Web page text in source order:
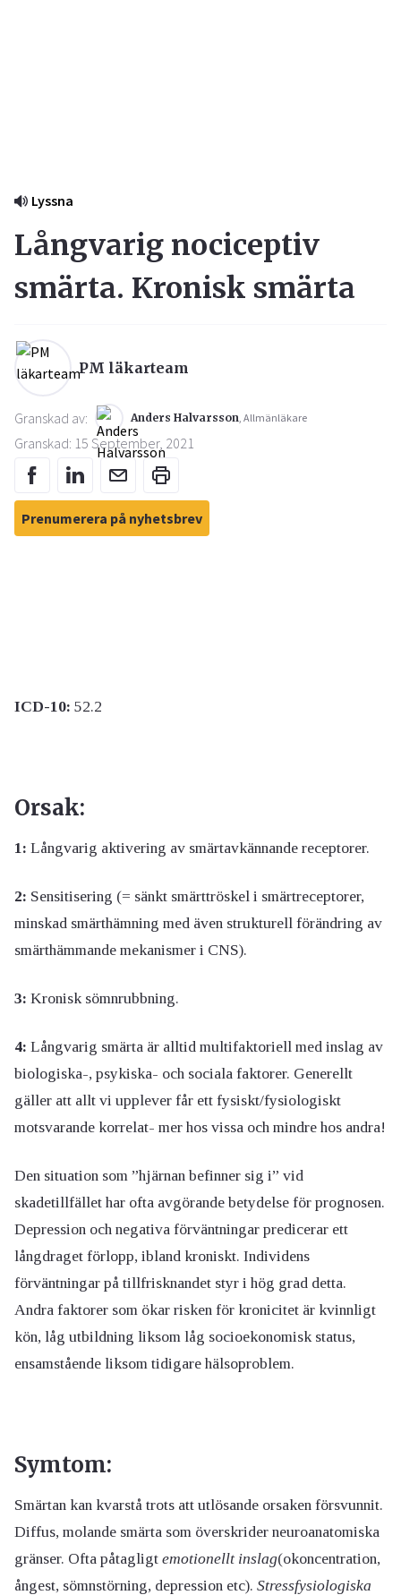
Lyssna
Långvarig nociceptiv
smärta. Kronisk smärta
PM läkarteam
Granskad av: Anders Halvarsson, Allmänläkare
Granskad: 15 September, 2021
Prenumerera på nyhetsbrev
ICD-10: 52.2
Orsak:
1: Långvarig aktivering av smärtavkännande receptorer.
2: Sensitisering (= sänkt smärttröskel i smärtreceptorer,
minskad smärthämning med även strukturell förändring av
smärthämmande mekanismer i CNS).
3: Kronisk sömnrubbning.
4: Långvarig smärta är alltid multifaktoriell med inslag av
biologiska-, psykiska- och sociala faktorer. Generellt
gäller att allt vi upplever får ett fysiskt/fysiologiskt
motsvarande korrelat- mer hos vissa och mindre hos andra!
Den situation som ”hjärnan befinner sig i” vid
skadetillfället har ofta avgörande betydelse för prognosen.
Depression och negativa förväntningar predicerar ett
långdraget förlopp, ibland kroniskt. Individens
förväntningar på tillfrisknandet styr i hög grad detta.
Andra faktorer som ökar risken för kronicitet är kvinnligt
kön, låg utbildning liksom låg socioekonomisk status,
ensamstående liksom tidigare hälsoproblem.
Symtom:
Smärtan kan kvarstå trots att utlösande orsaken försvunnit.
Diffus, molande smärta som överskrider neuroanatomiska
gränser. Ofta påtagligt emotionellt inslag(okoncentration,
ångest, sömnstörning, depression etc). Stressfysiologiska